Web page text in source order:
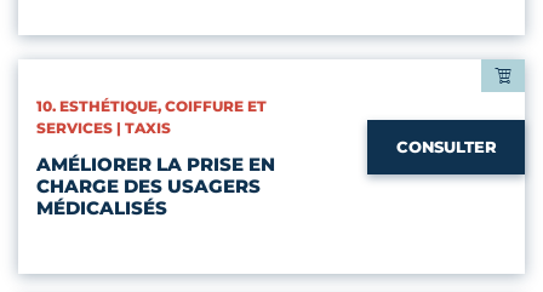
CATÉGORIES :
10. ESTHÉTIQUE, COIFFURE ET
SERVICES | TAXIS
AMÉLIORER LA PRISE EN
CHARGE DES USAGERS
MÉDICALISÉS
CONSULTER